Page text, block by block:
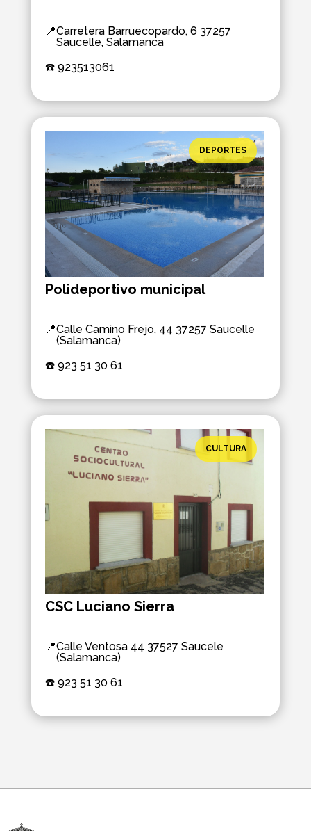
📍Carretera Barruecopardo, 6 37257
Saucelle, Salamanca
☎️ 923513061
Polideportivo municipal
DEPORTES
📍Calle Camino Frejo, 44 37257 Saucelle
(Salamanca)
☎️ 923 51 30 61
CSC Luciano Sierra
CULTURA
📍Calle Ventosa 44 37527 Saucele
(Salamanca)
☎️ 923 51 30 61